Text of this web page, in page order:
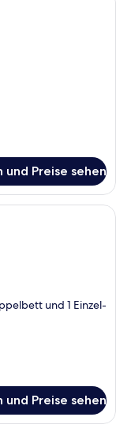
und Preise sehen
mit zwei Betten,
und 1 Einzel-
und Preise sehen